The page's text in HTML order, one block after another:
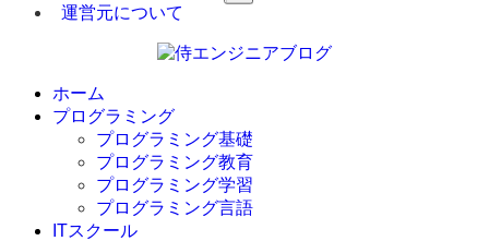
運営元について
ホーム
プログラミング
プログラミング基礎
プログラミング教育
プログラミング学習
プログラミング言語
ITスクール